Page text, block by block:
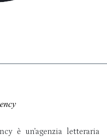
è un’agenzia letteraria